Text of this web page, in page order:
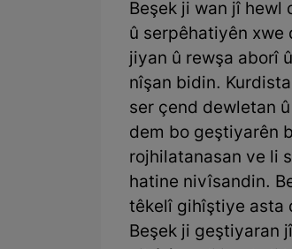
Beşek ji wan jî
û serpêhatiyên xwe
jiyan û rewşa aborî
nîşan bidin.
ser çend dewletan
dem bo geştiyarên
rojhilatanasan ve li
hatine nivîsandin.
têkelî gihîştiye asta
Beşek ji geştiyaran